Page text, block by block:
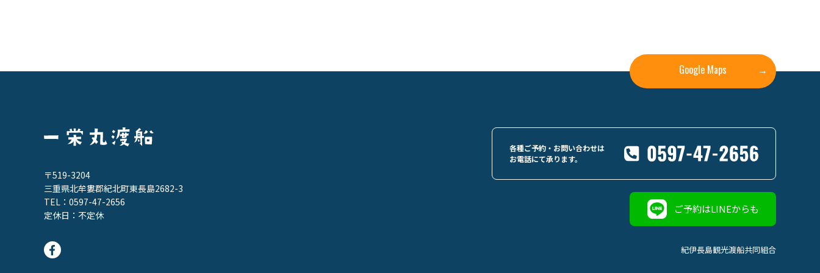
Google Maps →
〒519-3204
三重県北牟婁郡紀北町東長島2682-3
TEL： 0597-47-2656
定休日：不定休
各種ご予約・お問い合わせは
お電話にて承ります。
ご予約はLINEからも
紀伊長島観光渡船共同組合